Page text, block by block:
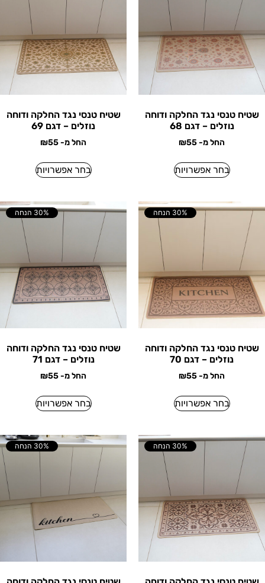
שטיח טנסי נגד החלקה ודוחה
נוזלים – דגם 68
החל מ- ₪55
בחר אפשרויות
שטיח טנסי נגד החלקה ודוחה
נוזלים – דגם 69
החל מ- ₪55
בחר אפשרויות
30% הנחה
שטיח טנסי נגד החלקה ודוחה
נוזלים – דגם 70
החל מ- ₪55
בחר אפשרויות
30% הנחה
שטיח טנסי נגד החלקה ודוחה
נוזלים – דגם 71
החל מ- ₪55
בחר אפשרויות
30% הנחה 30% הנחה